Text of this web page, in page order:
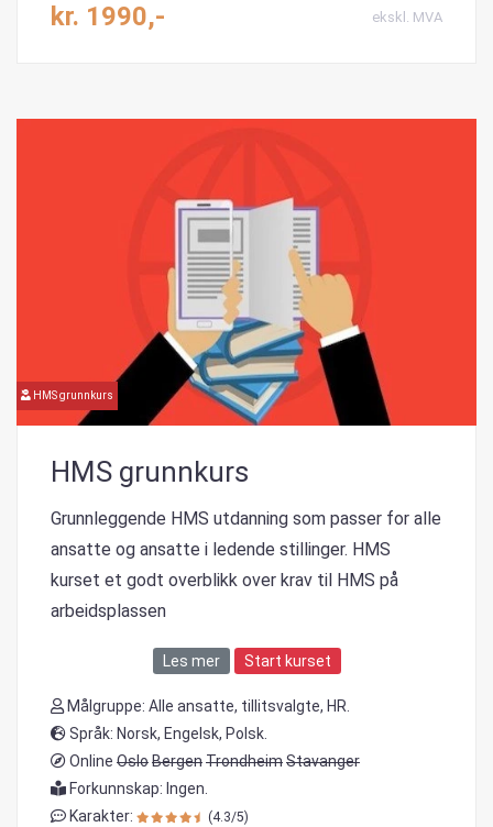
kr. 1990,- ekskl. MVA
HMS grunnkurs
HMS grunnkurs
Grunnleggende HMS utdanning som passer for alle
ansatte og ansatte i ledende stillinger. HMS
kurset et godt overblikk over krav til HMS på
arbeidsplassen
Les mer Start kurset
Målgruppe: Alle ansatte, tillitsvalgte, HR.
Språk: Norsk, Engelsk, Polsk.
Online OsloBergenTrondheimStavanger
Forkunnskap: Ingen.
Karakter:
(4.3/5)